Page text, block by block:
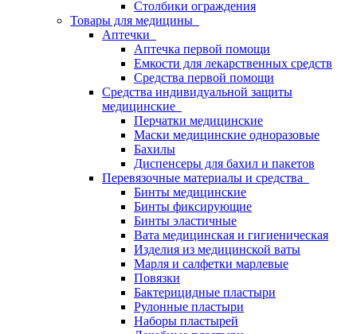
Столбики ограждения
Товары для медицины
Аптечки
Аптечка первой помощи
Емкости для лекарственных средств
Средства первой помощи
Средства индивидуальной защиты
медицинские
Перчатки медицинские
Маски медицинские одноразовые
Бахилы
Диспенсеры для бахил и пакетов
Перевязочные материалы и средства
Бинты медицинские
Бинты фиксирующие
Бинты эластичные
Вата медицинская и гигиеническая
Изделия из медицинской ваты
Марля и салфетки марлевые
Повязки
Бактерицидные пластыри
Рулонные пластыри
Наборы пластырей